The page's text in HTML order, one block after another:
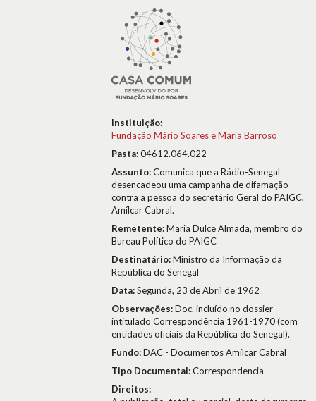
Instituição:
Fundação Mário Soares e Maria Barroso
Pasta:04612.064.022
Assunto:Comunica que a Rádio-Senegal
desencadeou uma campanha de difamação
contra a pessoa do secretário Geral do PAIGC,
Amílcar Cabral.
Remetente:Maria Dulce Almada, membro do
Bureau Político do PAIGC
Destinatário:Ministro da Informação da
República do Senegal
Data:Segunda, 23 de Abril de 1962
Observações:Doc. incluído no dossier
intitulado Correspondência 1961-1970 (com
entidades oficiais da República do Senegal).
Fundo:DAC - Documentos Amílcar Cabral
Tipo Documental:Correspondencia
Direitos: